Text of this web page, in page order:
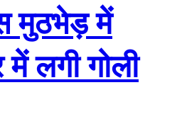
मुठभेड़ में
में लगी गोली